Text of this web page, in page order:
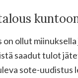
ollut miinuksella
saadut tulot
sote-uudistus